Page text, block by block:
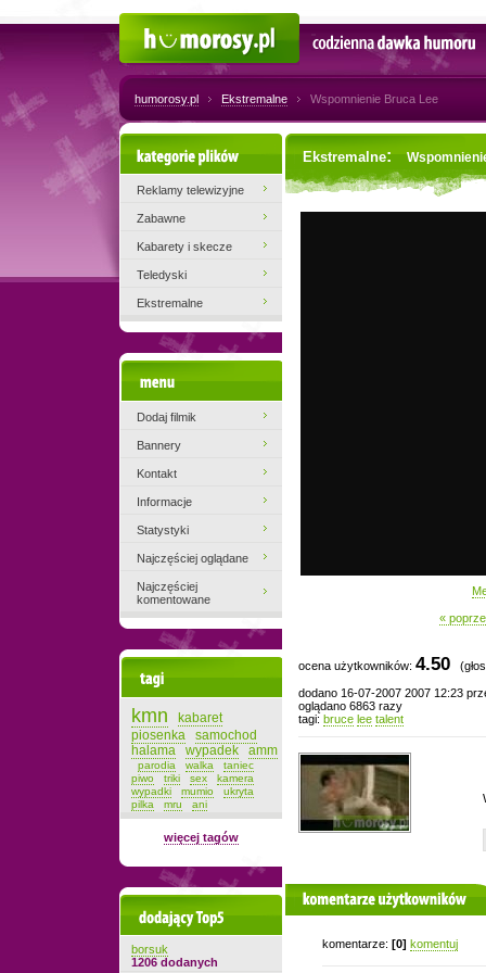
Codzienna dawka humoru
humorosy.pl Ekstremalne Wspomnienie Bruca Lee
Ekstremalne:
«
ocena użytkowników: 4.50
dodano 16-07-2007 2007 12:23
oglądano 6863 razy
tagi: bruce lee talent
komentarze użytkowników
komentarze: [0] komentuj
Kategorie plików
Reklamy telewizyjne
Zabawne
Kabarety i skecze
Teledyski
Ekstremalne
Dodaj filmik
Bannery
Kontakt
Informacje
Statystyki
Najczęściej oglądane
Najczęściej
komentowane
kmn
kabaret
piosenka
samochod
halama
wypadek amm
parodia walka
taniec
piwo
triki sex
kamera
wypadki
mumio
ukryta
pilka
mru ani
więcej tagów
Dodający top-5
borsuk
1206 dodanych